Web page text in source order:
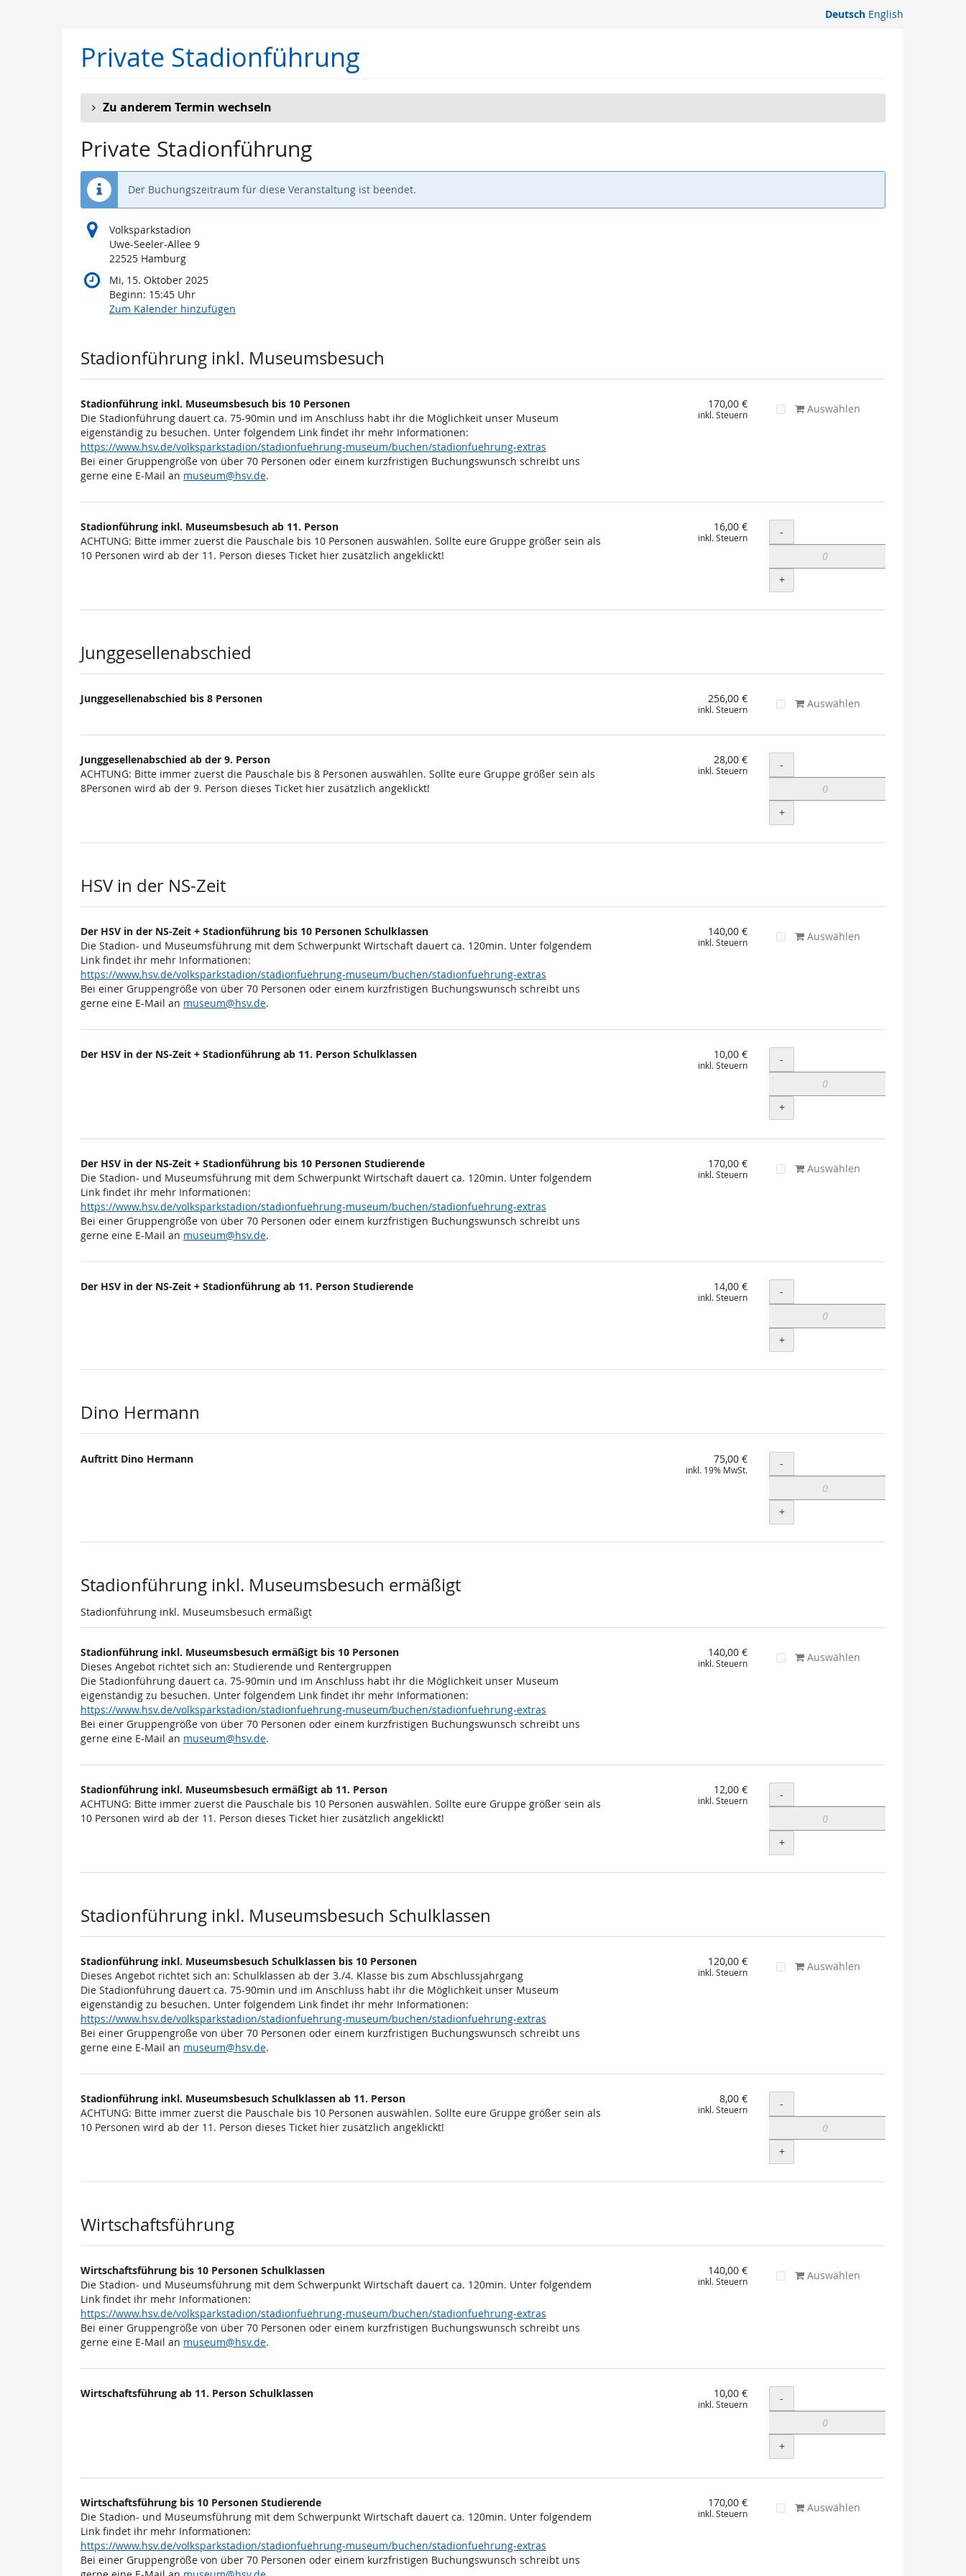
Deutsch English
Private Stadionführung
Zu anderem Termin wechseln
Private Stadionführung
Der Buchungszeitraum für diese Veranstaltung ist beendet.
Volksparkstadion
Uwe-Seeler-Allee 9
22525 Hamburg
Mi, 15. Oktober 2025
Beginn: 15:45 Uhr
Zum Kalender hinzufügen
Produkte
Stadionführung inkl. Museumsbesuch
Stadionführung inkl. Museumsbesuch bis 10 Personen
Die Stadionführung dauert ca. 75-90min und im Anschluss habt ihr die Möglichkeit unser Museum
eigenständig zu besuchen. Unter folgendem Link findet ihr mehr Informationen:
https://www.hsv.de/volksparkstadion/stadionfuehrung-museum/buchen/stadionfuehrung-extras
Bei einer Gruppengröße von über 70 Personen oder einem kurzfristigen Buchungswunsch schreibt uns
gerne eine E-Mail an museum@hsv.de.
170,00 €
inkl. Steuern Auswählen
Stadionführung inkl. Museumsbesuch ab 11. Person
ACHTUNG: Bitte immer zuerst die Pauschale bis 10 Personen auswählen. Sollte eure Gruppe größer sein als
10 Personen wird ab der 11. Person dieses Ticket hier zusätzlich angeklickt!
16,00 €
inkl. Steuern Menge
-
+
Junggesellenabschied
Junggesellenabschied bis 8 Personen 256,00 €
inkl. Steuern Auswählen
Junggesellenabschied ab der 9. Person
ACHTUNG: Bitte immer zuerst die Pauschale bis 8 Personen auswählen. Sollte eure Gruppe größer sein als
8Personen wird ab der 9. Person dieses Ticket hier zusätzlich angeklickt!
28,00 €
inkl. Steuern Menge
-
+
HSV in der NS-Zeit
Der HSV in der NS-Zeit + Stadionführung bis 10 Personen Schulklassen
Die Stadion- und Museumsführung mit dem Schwerpunkt Wirtschaft dauert ca. 120min. Unter folgendem
Link findet ihr mehr Informationen:
https://www.hsv.de/volksparkstadion/stadionfuehrung-museum/buchen/stadionfuehrung-extras
Bei einer Gruppengröße von über 70 Personen oder einem kurzfristigen Buchungswunsch schreibt uns
gerne eine E-Mail an museum@hsv.de.
140,00 €
inkl. Steuern Auswählen
Der HSV in der NS-Zeit + Stadionführung ab 11. Person Schulklassen 10,00 €
inkl. Steuern Menge
-
+
Der HSV in der NS-Zeit + Stadionführung bis 10 Personen Studierende
Die Stadion- und Museumsführung mit dem Schwerpunkt Wirtschaft dauert ca. 120min. Unter folgendem
Link findet ihr mehr Informationen:
https://www.hsv.de/volksparkstadion/stadionfuehrung-museum/buchen/stadionfuehrung-extras
Bei einer Gruppengröße von über 70 Personen oder einem kurzfristigen Buchungswunsch schreibt uns
gerne eine E-Mail an museum@hsv.de.
170,00 €
inkl. Steuern Auswählen
Der HSV in der NS-Zeit + Stadionführung ab 11. Person Studierende 14,00 €
inkl. Steuern Menge
-
+
Dino Hermann
Auftritt Dino Hermann 75,00 €
inkl. 19% MwSt. Menge
-
+
Stadionführung inkl. Museumsbesuch ermäßigt
Stadionführung inkl. Museumsbesuch ermäßigt
Stadionführung inkl. Museumsbesuch ermäßigt bis 10 Personen
Dieses Angebot richtet sich an: Studierende und Rentergruppen
Die Stadionführung dauert ca. 75-90min und im Anschluss habt ihr die Möglichkeit unser Museum
eigenständig zu besuchen. Unter folgendem Link findet ihr mehr Informationen:
https://www.hsv.de/volksparkstadion/stadionfuehrung-museum/buchen/stadionfuehrung-extras
Bei einer Gruppengröße von über 70 Personen oder einem kurzfristigen Buchungswunsch schreibt uns
gerne eine E-Mail an museum@hsv.de.
140,00 €
inkl. Steuern Auswählen
Stadionführung inkl. Museumsbesuch ermäßigt ab 11. Person
ACHTUNG: Bitte immer zuerst die Pauschale bis 10 Personen auswählen. Sollte eure Gruppe größer sein als
10 Personen wird ab der 11. Person dieses Ticket hier zusätzlich angeklickt!
12,00 €
inkl. Steuern Menge
-
+
Stadionführung inkl. Museumsbesuch Schulklassen
Stadionführung inkl. Museumsbesuch Schulklassen bis 10 Personen
Dieses Angebot richtet sich an: Schulklassen ab der 3./4. Klasse bis zum Abschlussjahrgang
Die Stadionführung dauert ca. 75-90min und im Anschluss habt ihr die Möglichkeit unser Museum
eigenständig zu besuchen. Unter folgendem Link findet ihr mehr Informationen:
https://www.hsv.de/volksparkstadion/stadionfuehrung-museum/buchen/stadionfuehrung-extras
Bei einer Gruppengröße von über 70 Personen oder einem kurzfristigen Buchungswunsch schreibt uns
gerne eine E-Mail an museum@hsv.de.
120,00 €
inkl. Steuern Auswählen
Stadionführung inkl. Museumsbesuch Schulklassen ab 11. Person
ACHTUNG: Bitte immer zuerst die Pauschale bis 10 Personen auswählen. Sollte eure Gruppe größer sein als
10 Personen wird ab der 11. Person dieses Ticket hier zusätzlich angeklickt!
8,00 €
inkl. Steuern Menge
-
+
Wirtschaftsführung
Wirtschaftsführung bis 10 Personen Schulklassen
Die Stadion- und Museumsführung mit dem Schwerpunkt Wirtschaft dauert ca. 120min. Unter folgendem
Link findet ihr mehr Informationen:
https://www.hsv.de/volksparkstadion/stadionfuehrung-museum/buchen/stadionfuehrung-extras
Bei einer Gruppengröße von über 70 Personen oder einem kurzfristigen Buchungswunsch schreibt uns
gerne eine E-Mail an museum@hsv.de.
140,00 €
inkl. Steuern Auswählen
Wirtschaftsführung ab 11. Person Schulklassen 10,00 €
inkl. Steuern Menge
-
+
Wirtschaftsführung bis 10 Personen Studierende
Die Stadion- und Museumsführung mit dem Schwerpunkt Wirtschaft dauert ca. 120min. Unter folgendem
Link findet ihr mehr Informationen:
https://www.hsv.de/volksparkstadion/stadionfuehrung-museum/buchen/stadionfuehrung-extras
Bei einer Gruppengröße von über 70 Personen oder einem kurzfristigen Buchungswunsch schreibt uns
170,00 €
inkl. Steuern Auswählen